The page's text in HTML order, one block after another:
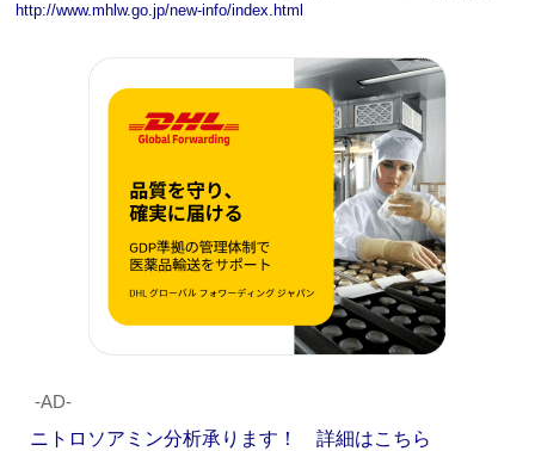
http://www.mhlw.go.jp/new-info/index.html
‐AD‐
ニトロソアミン分析承ります！ 詳細はこちら